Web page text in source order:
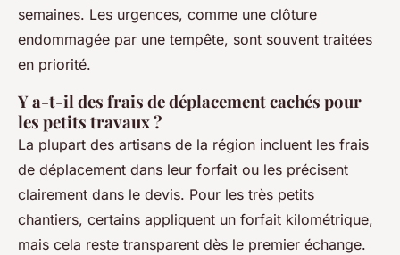
semaines. Les urgences, comme une clôture
endommagée par une tempête, sont souvent traitées
en priorité.
Y a-t-il des frais de déplacement cachés pour
les petits travaux ?
La plupart des artisans de la région incluent les frais
de déplacement dans leur forfait ou les précisent
clairement dans le devis. Pour les très petits
chantiers, certains appliquent un forfait kilométrique,
mais cela reste transparent dès le premier échange.